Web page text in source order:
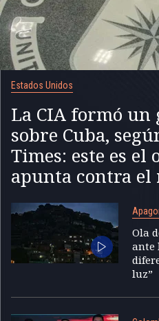
Estados Unidos
La CIA formó un
sobre Cuba,
Times: este es el
apunta contra el
Ola
ante
luz”